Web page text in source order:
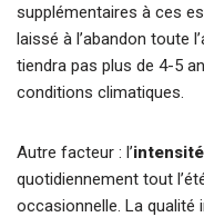
supplémentaires à ces
laissé à l’abandon toute
tiendra pas plus de 4-5
conditions climatiques.
Autre facteur : l’intensité
quotidiennement tout
occasionnelle. La qualité